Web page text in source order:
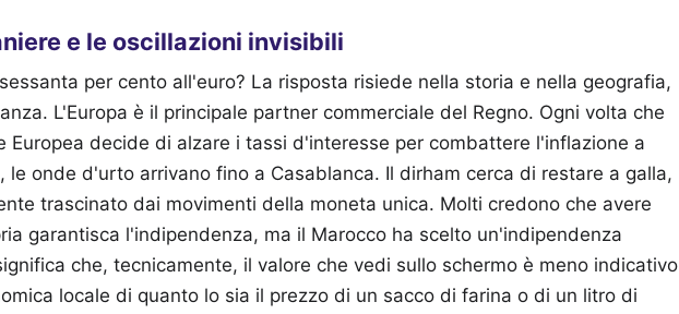
e le oscillazioni invisibili
per cento all'euro? La risposta risiede nella storia e nella geografia,
L'Europa è il principale partner commerciale del Regno. Ogni volta che
Europea decide di alzare i tassi d'interesse per combattere l'inflazione a
le onde d'urto arrivano fino a Casablanca. Il dirham cerca di restare a galla,
trascinato dai movimenti della moneta unica. Molti credono che avere
garantisca l'indipendenza, ma il Marocco ha scelto un'indipendenza
che, tecnicamente, il valore che vedi sullo schermo è meno indicativo
locale di quanto lo sia il prezzo di un sacco di farina o di un litro di